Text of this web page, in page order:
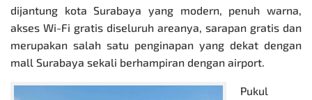
dijantung kota Surabaya yang modern, penuh warna,
akses Wi-Fi gratis diseluruh areanya, sarapan gratis dan
merupakan salah satu penginapan yang dekat dengan
mall Surabaya sekali berhampiran dengan airport.
Pukul